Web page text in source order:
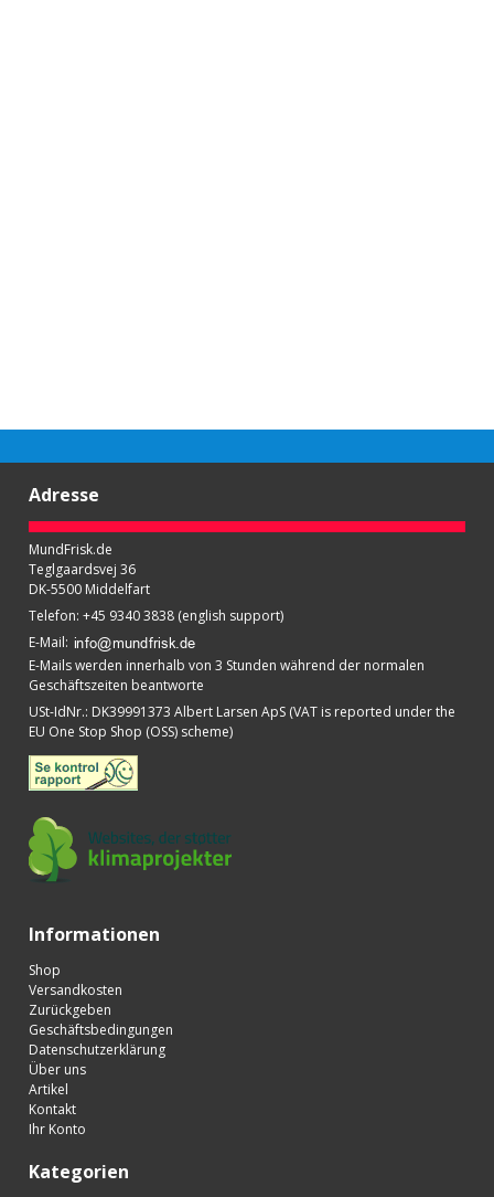
Adresse
MundFrisk.de
Teglgaardsvej 36
DK-5500 Middelfart
Telefon: +45 9340 3838 (english support)
E-Mail:
E-Mails werden innerhalb von 3 Stunden während der normalen
Geschäftszeiten beantworte
USt-IdNr.: DK39991373 Albert Larsen ApS (VAT is reported under the
EU One Stop Shop (OSS) scheme)
Informationen
Shop
Versandkosten
Zurückgeben
Geschäftsbedingungen
Datenschutzerklärung
Über uns
Artikel
Kontakt
Ihr Konto
Kategorien